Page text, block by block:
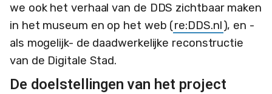
we ook het verhaal van de DDS zichtbaar maken
in het museum en op het web (re:DDS.nl), en -
als mogelijk- de daadwerkelijke reconstructie
van de Digitale Stad.
De doelstellingen van het project